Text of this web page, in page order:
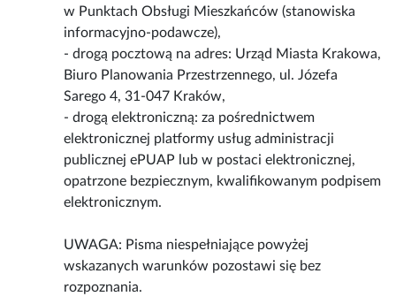
w Punktach Obsługi Mieszkańców (stanowiska
informacyjno-podawcze),
- drogą pocztową na adres: Urząd Miasta Krakowa,
Biuro Planowania Przestrzennego, ul. Józefa
Sarego 4, 31-047 Kraków,
- drogą elektroniczną: za pośrednictwem
elektronicznej platformy usług administracji
publicznej ePUAP lub w postaci elektronicznej,
opatrzone bezpiecznym, kwalifikowanym podpisem
elektronicznym.
UWAGA: Pisma niespełniające powyżej
wskazanych warunków pozostawi się bez
rozpoznania.